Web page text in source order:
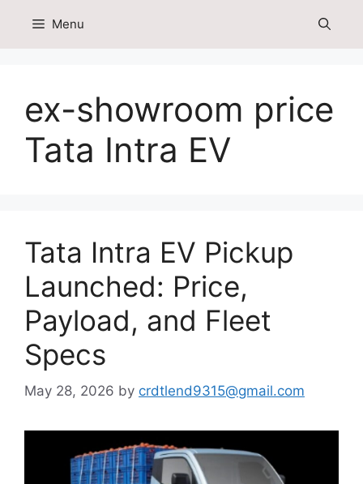
Menu
ex-showroom price
Tata Intra EV
Tata Intra EV Pickup
Launched: Price,
Payload, and Fleet
Specs
May 28, 2026 by crdtlend9315@gmail.com